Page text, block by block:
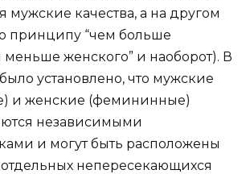
мужские качества, а на другом
принципу “чем больше
меньше женского” и наоборот). В
установлено, что мужские
и женские (фемининные)
независимыми
и могут быть расположены
непересекающихся